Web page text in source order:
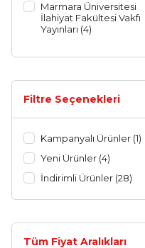
Marmara Üniversitesi
İlahiyat Fakültesi Vakfı
Yayınları (4)
(1)
Ensar Neşriyat (1)
Kitap Kalbi Yayıncılık (1)
Filtre Seçenekleri
Kampanyalı Ürünler (1)
Yeni Ürünler (4)
İndirimli Ürünler (28)
Tüm Fiyat Aralıkları